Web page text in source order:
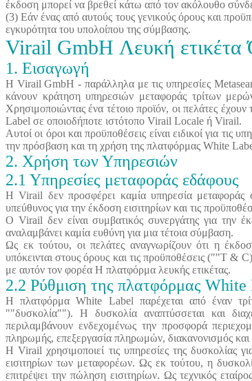
έκδοση μπορεί να βρεθεί κάτω από τον ακόλουθο
(3) Εάν ένας από αυτούς τους γενικούς όρους και
εγκυρότητα του υπολοίπου της σύμβασης.
Virail GmbH Λευκή ετικέτα
1. Εισαγωγή
Η Virail GmbH - παράλληλα με τις υπηρεσίες
κάνουν κράτηση υπηρεσιών μεταφοράς τρίτων
Χρησιμοποιώντας ένα τέτοιο προϊόν, οι πελάτες
Label σε οποιοδήποτε ιστότοπο Virail Locale ή Virail.
Αυτοί οι όροι και προϋποθέσεις είναι ειδικοί για
την πρόσβαση και τη χρήση της πλατφόρμας White
2. Χρήση των Υπηρεσιών
2.1 Υπηρεσίες μεταφοράς εδάφους
Η Virail δεν προσφέρει καμία υπηρεσία μεταφοράς
υπεύθυνος για την έκδοση εισιτηρίων και τις
Ο Virail δεν είναι συμβατικός συνεργάτης για την
αναλαμβάνει καμία ευθύνη για μια τέτοια σύμβαση.
Ως εκ τούτου, οι πελάτες αναγνωρίζουν ότι η
υπόκεινται στους όρους και τις προϋποθέσεις (""T &
με αυτόν τον φορέα Η πλατφόρμα λευκής ετικέτας.
2.2 Ρύθμιση της πλατφόρμας White
Η πλατφόρμα White Label παρέχεται από έναν
""δυσκολία""). Η δυσκολία αναπτύσσεται και
περιλαμβάνουν ενδεχομένως την προσφορά
πληρωμής, επεξεργασία πληρωμών, διακανονισμός και
Η Virail χρησιμοποιεί τις υπηρεσίες της δυσκολίας
εισιτηρίων των μεταφορέων. Ως εκ τούτου, η
επιτρέψει την πώληση εισιτηρίων. Ως τεχνικός